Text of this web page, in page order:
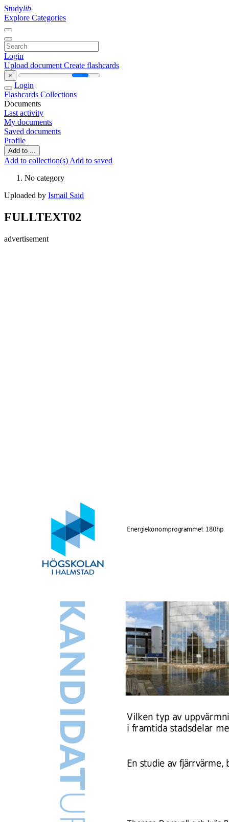
Studylib
Explore Categories
Login
Upload document Create flashcards
×
Login
Flashcards Collections
Documents
Last activity
My documents
Saved documents
Profile
Add to ...
Add to collection(s) Add to saved
No category
Uploaded by Ismail Said
FULLTEXT02
advertisement